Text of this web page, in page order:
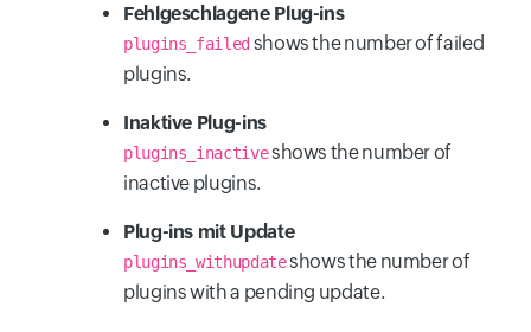
Fehlgeschlagene Plug-ins
plugins_failedshows the number of failed
plugins.
Inaktive Plug-ins
plugins_inactiveshows the number of
inactive plugins.
Plug-ins mit Update
plugins_withupdateshows the number of
plugins with a pending update.